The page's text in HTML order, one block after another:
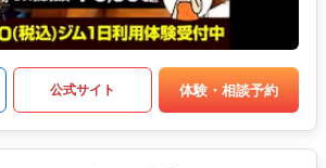
公式サイト 体験・相談予約